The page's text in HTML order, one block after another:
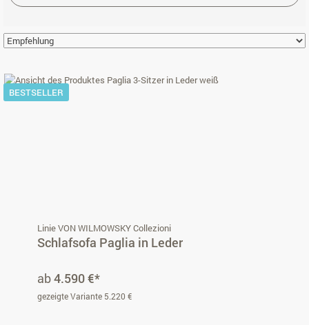
BESTSELLER
Linie VON WILMOWSKY Collezioni
Schlafsofa Paglia in Leder
ab4.590 €*
gezeigte Variante 5.220 €